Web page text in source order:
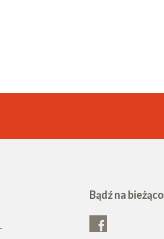
Bądź na bieżąco